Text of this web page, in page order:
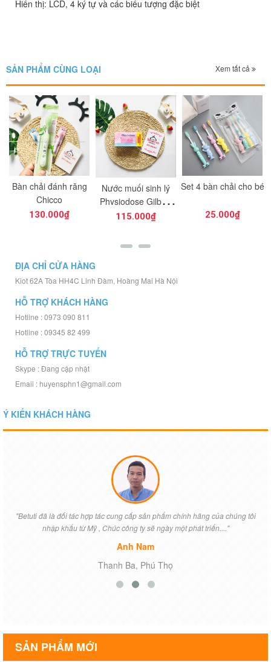
Hiển thị: LCD, 4 ký tự và các biểu tượng đặc biệt
SẢN PHẨM CÙNG LOẠI Xem tất cả
Bàn chải đánh răng
Chicco
130.000₫
Nước muối sinh lý
Physiodose Gilbert
Pháp hồng 40 ống
115.000₫
Set 4 bàn chải cho bé
25.000₫
ĐỊA CHỈ CỬA HÀNG
Kiot 62A Tòa HH4C Linh Đàm, Hoàng Mai Hà Nội
HỖ TRỢ KHÁCH HÀNG
Hotline : 0973 090 811
Hotline : 09345 82 499
HỖ TRỢ TRỰC TUYẾN
Skype : Đang cập nhật
Email : huyensphn1@gmail.com
Ý KIẾN KHÁCH HÀNG
"Betuti đã là đối tác hợp tác cung cấp sản phẩm chính hãng của chúng tôi
nhập khẩu từ Mỹ , Chúc công ty sẽ ngày một phát triển...."
Anh Nam
Thanh Ba, Phú Thọ
SẢN PHẨM MỚI